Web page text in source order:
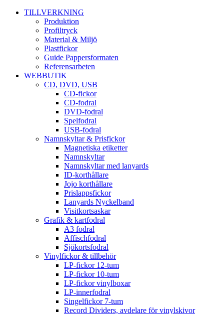
TILLVERKNING
Produktion
Profiltryck
Material & Miljö
Plastfickor
Guide Pappersformaten
Referensarbeten
WEBBUTIK
CD, DVD, USB
CD-fickor
CD-fodral
DVD-fodral
Spelfodral
USB-fodral
Namnskyltar & Prisfickor
Magnetiska etiketter
Namnskyltar
Namnskyltar med lanyards
ID-korthållare
Jojo korthållare
Prislappsfickor
Lanyards Nyckelband
Visitkortsaskar
Grafik & kartfodral
A3 fodral
Affischfodral
Sjökortsfodral
Vinylfickor & tillbehör
LP-fickor 12-tum
LP-fickor 10-tum
LP-fickor vinylboxar
LP-innerfodral
Singelfickor 7-tum
Record Dividers, avdelare för vinylskivor